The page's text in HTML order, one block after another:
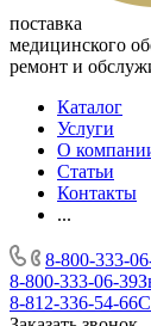
поставка
медицинского
ремонт и
Каталог
Услуги
О
Статьи
Контакты
...
8-800-333-
8-800-333-06-39
8-812-336-54-66